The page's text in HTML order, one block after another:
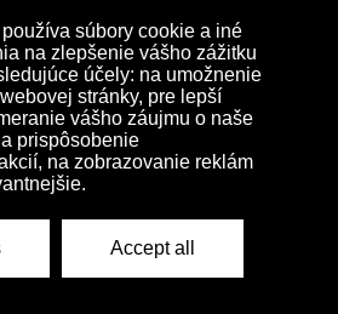
fici.toatest.fici.to